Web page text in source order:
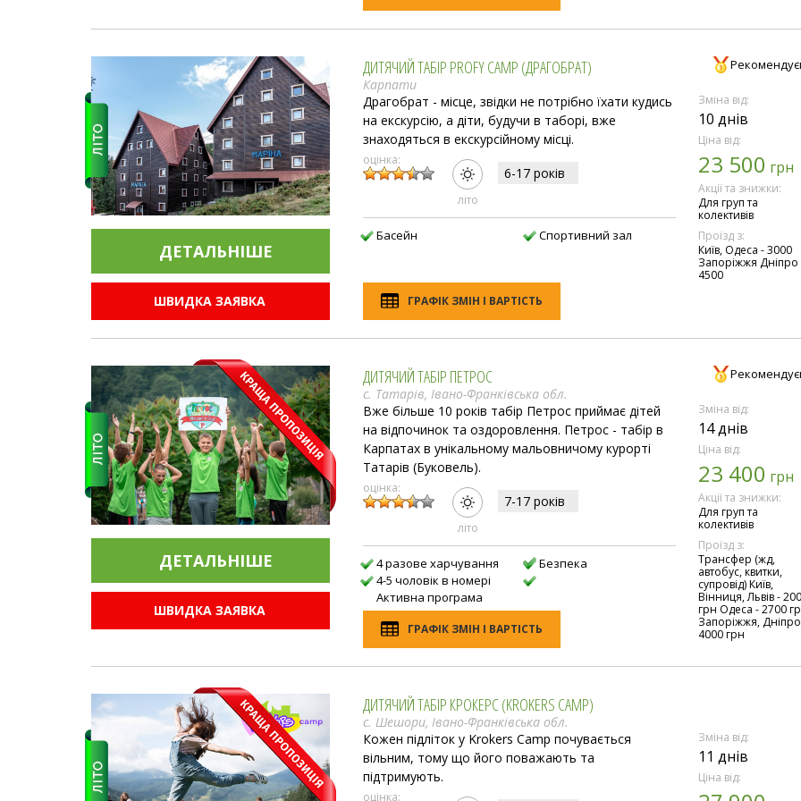
ДЕТАЛЬНIШЕ
ШВИДКА ЗАЯВКА
ДИТЯЧИЙ ТАБІР PROFY CAMP (ДРАГОБРАТ)
Карпати
Драгобрат - місце, звідки не потрібно їхати кудись
на екскурсію, а діти, будучи в таборі, вже
знаходяться в екскурсійному місці.
оцінка:
лiто
6-17 рокiв
Басейн Спортивний зал
ГРАФІК ЗМІН І ВАРТІСТЬ
Зміна від:
10 днів
Ціна від:
23 500 грн
Акції та знижки:
Для груп та
колективів
Проїзд з:
Київ, Одеса - 3000
Запоріжжя Дніпро
4500
ДЕТАЛЬНIШЕ
ШВИДКА ЗАЯВКА
ДИТЯЧИЙ ТАБІР ПЕТРОС
с. Татарів, Івано-Франківська обл.
Вже більше 10 років табір Петрос приймає дітей
на відпочинок та оздоровлення. Петрос - табір в
Карпатах в унікальному мальовничому курорті
Татарів (Буковель).
оцінка:
лiто
7-17 рокiв
4 разове харчування
4-5 чоловік в номері
Активна програма
Безпека
ГРАФІК ЗМІН І ВАРТІСТЬ
Зміна від:
14 днів
Ціна від:
23 400 грн
Акції та знижки:
Для груп та
колективів
Проїзд з:
Трансфер (жд,
автобус, квитки,
супровід) Київ,
Вінниця, Львів -
грн Одеса - 2700
Запоріжжя,
4000 грн
ДИТЯЧИЙ ТАБІР КРОКЕРС (KROKERS CAMP)
с. Шешори, Івано-Франківська обл.
Кожен підліток у Krokers Сamp почувається
вільним, тому що його поважають та
підтримують.
оцінка:
Зміна від:
11 днів
Ціна від: